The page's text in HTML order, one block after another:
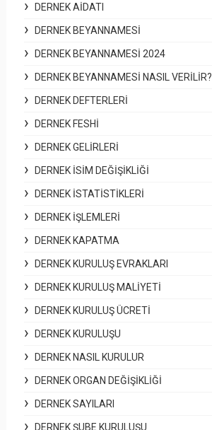
DERNEK AIDATI
DERNEK BEYANNAMESI
DERNEK BEYANNAMESI 2024
DERNEK BEYANNAMESI NASIL VERILIR?
DERNEK DEFTERLERI
DERNEK FESHI
DERNEK GELIRLERI
DERNEK İSIM DEĞIŞIKLIĞI
DERNEK İSTATISTIKLERI
DERNEK İŞLEMLERI
DERNEK KAPATMA
DERNEK KURULUŞ EVRAKLARI
DERNEK KURULUŞ MALIYETI
DERNEK KURULUŞ ÜCRETI
DERNEK KURULUŞU
DERNEK NASIL KURULUR
DERNEK ORGAN DEĞIŞIKLIĞI
DERNEK SAYILARI
DERNEK ŞUBE KURULUŞU